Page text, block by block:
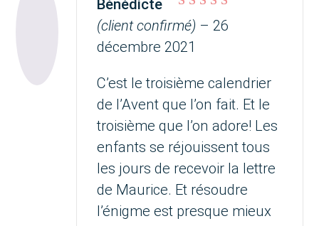
Note sur 5
Bénédicte
(client confirmé) – 26
décembre 2021
C’est le troisième calendrier
de l’Avent que l’on fait. Et le
troisième que l’on adore! Les
enfants se réjouissent tous
les jours de recevoir la lettre
de Maurice. Et résoudre
l’énigme est presque mieux